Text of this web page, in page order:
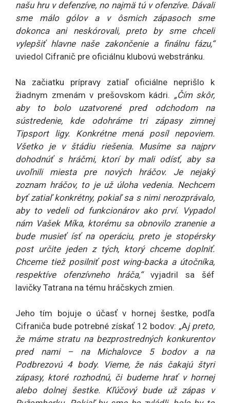
našu hru v defenzíve, no najmä tú v ofenzíve. Dávali
sme málo gólov a v ôsmich zápasoch sme
dokonca ani neskórovali, preto by sme chceli
vylepšiť hlavne naše zakončenie a finálnu fázu,“
uviedol Cifranič pre oficiálnu klubovú webstránku.
Na začiatku prípravy zatiaľ oficiálne neprišlo k
žiadnym zmenám v prešovskom kádri. „Čím skôr,
aby to bolo uzatvorené pred odchodom na
sústredenie, kde odohráme tri zápasy zimnej
Tipsport ligy. Konkrétne mená posíl nepoviem.
Všetko je v štádiu riešenia. Musíme sa najprv
dohodnúť s hráčmi, ktorí by mali odísť, aby sa
uvoľnili miesta pre nových hráčov. Je nejaký
zoznam hráčov, to je už úloha vedenia. Nechcem
byť zatiaľ konkrétny, pokiaľ sa s nimi nerozprávalo,
aby to vedeli od funkcionárov ako prví. Vypadol
nám Vašek Míka, ktorému sa obnovilo zranenie a
bude musieť ísť na operáciu, preto je stopérsky
post určite jeden z tých, ktorý chceme doplniť.
Chceme tiež posilniť post wing-backa a útočníka,
respektíve ofenzívneho hráča,“vyjadril sa šéf
lavičky Tatrana na tému hráčskych zmien.
Jeho tím bojuje o účasť v hornej šestke, podľa
Cifraniča bude potrebné získať 12 bodov: „Aj preto,
že máme stratu na bezprostredných konkurentov
pred nami – na Michalovce 5 bodov a na
Podbrezovú 4 body. Vieme, že nás čakajú štyri
zápasy, ktoré rozhodnú, či budeme hrať v hornej
alebo dolnej šestke. Kľúčový bude už zápas v